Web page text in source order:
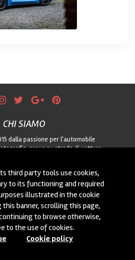
CHI SIAMO
dalla passione per l'automobile
prove su strada di vetture
contattateci attraverso il modulo!
CONTATTACI
nuove collaborazioni o a nuove auto da
cliccando qui!
third party tools use cookies,
to its functioning and required
illustrated in the cookie
this banner, scrolling this page,
to browse otherwise,
to the use of cookies.
Cookie policy